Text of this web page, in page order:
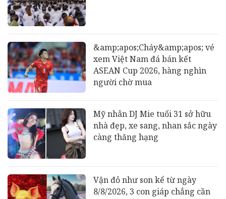
&amp;apos;Cháy&amp;apos; vé
xem Việt Nam đá bán kết
ASEAN Cup 2026, hàng nghìn
người chờ mua
Mỹ nhân DJ Mie tuổi 31 sở hữu
nhà đẹp, xe sang, nhan sắc ngày
càng thăng hạng
Vận đỏ như son kể từ ngày
8/8/2026, 3 con giáp chẳng cần